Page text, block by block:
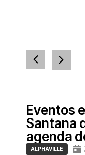
Eventos
Santana
agenda
ALPHAVILLE